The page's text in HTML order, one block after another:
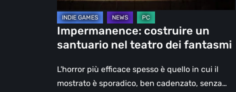
Impermanence: costruire un
santuario nel teatro dei fantasmi
L'horror più efficace spesso è quello in cui il
mostrato è sporadico, ben cadenzato, senza…